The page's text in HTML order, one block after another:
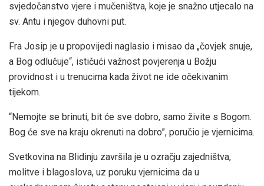
svjedočanstvo vjere i mučeništva, koje je snažno utjecalo na
sv. Antu i njegov duhovni put.
Fra Josip je u propovijedi naglasio i misao da „čovjek snuje,
a Bog odlučuje“, ističući važnost povjerenja u Božju
providnost i u trenucima kada život ne ide očekivanim
tijekom.
“Nemojte se brinuti, bit će sve dobro, samo živite s Bogom.
Bog će sve na kraju okrenuti na dobro”, poručio je vjernicima.
Svetkovina na Blidinju završila je u ozračju zajedništva,
molitve i blagoslova, uz poruku vjernicima da u